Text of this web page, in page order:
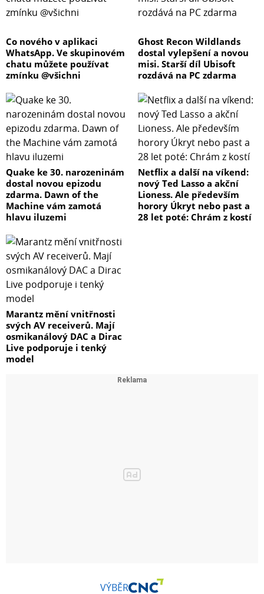
Co nového v aplikaci
WhatsApp. Ve skupinovém
chatu můžete používat
zmínku @všichni
Ghost Recon Wildlands
dostal vylepšení a novou
misi. Starší díl Ubisoft
rozdává na PC zdarma
Quake ke 30. narozeninám
dostal novou epizodu
zdarma. Dawn of the
Machine vám zamotá
hlavu iluzemi
Netflix a další na víkend:
nový Ted Lasso a akční
Lioness. Ale především
horory Úkryt nebo past a
28 let poté: Chrám z kostí
Marantz mění vnitřnosti
svých AV receiverů. Mají
osmikanálový DAC a Dirac
Live podporuje i tenký
model
VÝBĚR